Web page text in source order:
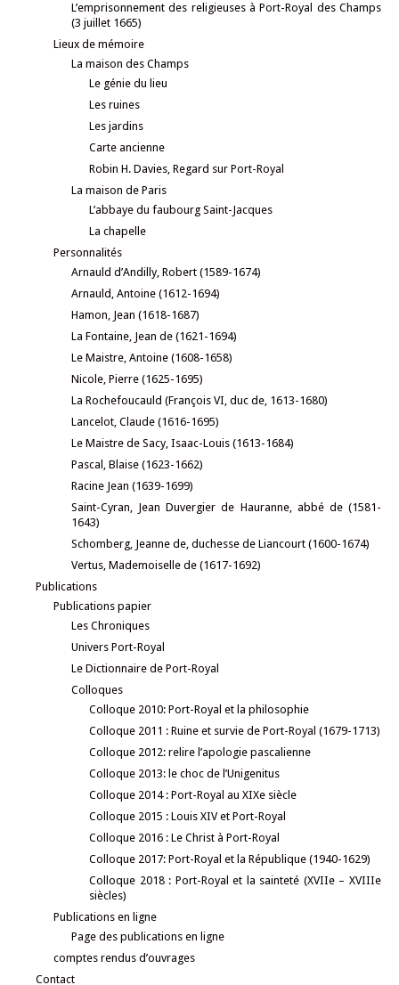
L’emprisonnement des religieuses à Port-Royal des Champs
(3 juillet 1665)
Lieux de mémoire
La maison des Champs
Le génie du lieu
Les ruines
Les jardins
Carte ancienne
Robin H. Davies, Regard sur Port-Royal
La maison de Paris
L’abbaye du faubourg Saint-Jacques
La chapelle
Personnalités
Arnauld d’Andilly, Robert (1589-1674)
Arnauld, Antoine (1612-1694)
Hamon, Jean (1618-1687)
La Fontaine, Jean de (1621-1694)
Le Maistre, Antoine (1608-1658)
Nicole, Pierre (1625-1695)
La Rochefoucauld (François VI, duc de, 1613-1680)
Lancelot, Claude (1616-1695)
Le Maistre de Sacy, Isaac-Louis (1613-1684)
Pascal, Blaise (1623-1662)
Racine Jean (1639-1699)
Saint-Cyran, Jean Duvergier de Hauranne, abbé de (1581-
1643)
Schomberg, Jeanne de, duchesse de Liancourt (1600-1674)
Vertus, Mademoiselle de (1617-1692)
Publications
Publications papier
Les Chroniques
Univers Port-Royal
Le Dictionnaire de Port-Royal
Colloques
Colloque 2010: Port-Royal et la philosophie
Colloque 2011 : Ruine et survie de Port-Royal (1679-1713)
Colloque 2012: relire l’apologie pascalienne
Colloque 2013: le choc de l’Unigenitus
Colloque 2014 : Port-Royal au XIXe siècle
Colloque 2015 : Louis XIV et Port-Royal
Colloque 2016 : Le Christ à Port-Royal
Colloque 2017: Port-Royal et la République (1940-1629)
Colloque 2018 : Port-Royal et la sainteté (XVIIe – XVIIIe
siècles)
Publications en ligne
Page des publications en ligne
comptes rendus d’ouvrages
Contact